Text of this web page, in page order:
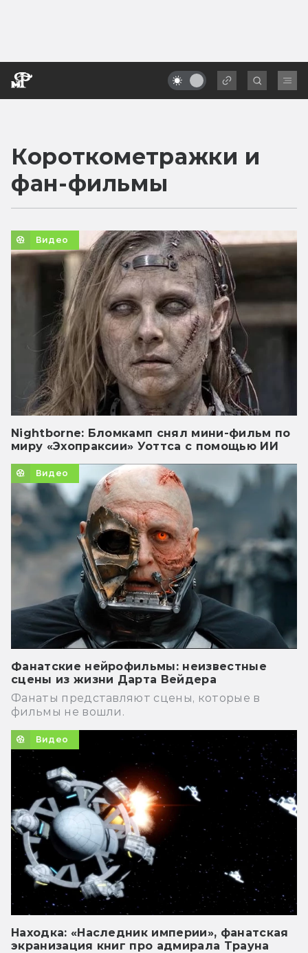
Короткометражки и
фан-фильмы
Видео
Nightborne: Бломкамп снял мини-фильм по
миру «Эхопраксии» Уоттса с помощью ИИ
Видео
Фанатские нейрофильмы: неизвестные
сцены из жизни Дарта Вейдера
Фанаты представляют сцены, которые в
фильмы не вошли.
Видео
Находка: «Наследник империи», фанатская
экранизация книг про адмирала Трауна